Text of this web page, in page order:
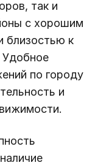
так и
с хорошим
близостью к
Удобное
по городу
и